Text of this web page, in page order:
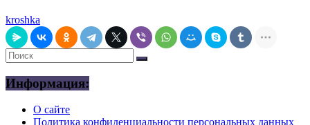
kroshka
Информация:
О сайте
Политика конфиденциальности персональных данных